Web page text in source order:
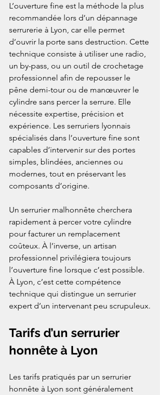
L’ouverture fine est la méthode la plus
recommandée lors d’un dépannage
serrurerie à Lyon, car elle permet
d’ouvrir la porte sans destruction. Cette
technique consiste à utiliser une radio,
un by-pass, ou un outil de crochetage
professionnel afin de repousser le
pêne demi-tour ou de manœuvrer le
cylindre sans percer la serrure. Elle
nécessite expertise, précision et
expérience. Les serruriers lyonnais
spécialisés dans l’ouverture fine sont
capables d’intervenir sur des portes
simples, blindées, anciennes ou
modernes, tout en préservant les
composants d’origine.
Un serrurier malhonnête cherchera
rapidement à percer votre cylindre
pour facturer un remplacement
coûteux. À l’inverse, un artisan
professionnel privilégiera toujours
l’ouverture fine lorsque c’est possible.
À Lyon, c’est cette compétence
technique qui distingue un serrurier
expert d’un intervenant peu scrupuleux.
Tarifs d’un serrurier
honnête à Lyon
Les tarifs pratiqués par un serrurier
honnête à Lyon sont généralement